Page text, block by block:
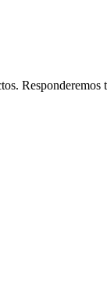
Responderemos